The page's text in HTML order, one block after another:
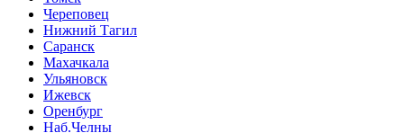
Череповец
Нижний Тагил
Саранск
Махачкала
Ульяновск
Ижевск
Оренбург
Наб.Челны